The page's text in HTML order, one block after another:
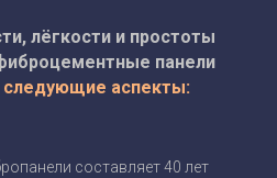
лёгкости и простоты
панели
следующие аспекты:
составляет 40 лет